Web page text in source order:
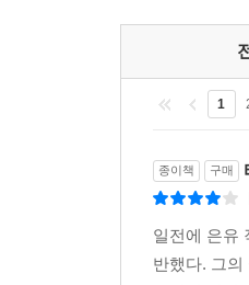
고개를 끄덕이
어려운 시절이
안겨주는 보석
그런 그의 글에
성폭력 피해 생
비정규직 노동
타인을 공부하
1
종이책 구매
일전에 은유
반했다. 그